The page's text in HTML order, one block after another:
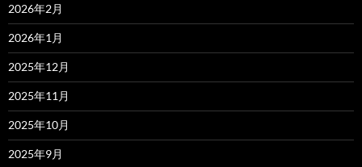
2026年2月
2026年1月
2025年12月
2025年11月
2025年10月
2025年9月